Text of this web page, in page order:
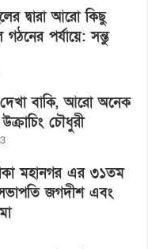
দ্বারা আরো কিছু
পর্যায়ে: সন্তু
বাকি, আরো অনেক
চৌধুরী
মহানগর এর ৩১তম
সভাপতি জগদীশ এবং